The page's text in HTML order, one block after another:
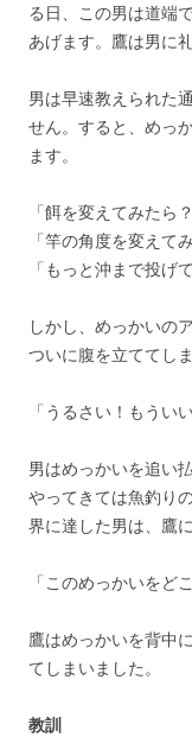
る日、この男は道端
あげます。鷹は男に
男は早速教えられた
せん。すると、めっ
ます。
「餌を変えてみたら？
「竿の角度を変えて
「もっと沖まで投げ
しかし、めっかいの
ついに腹を立ててしま
「うるさい！もうい
男はめっかいを追い
やってきては魚釣り
界に達した男は、鷹
「このめっかいをど
鷹はめっかいを背中
てしまいました。
教訓